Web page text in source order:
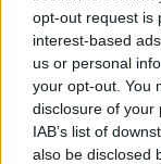
opt-out request is
interest-based
us or personal
your opt-out. You
disclosure of your
IAB’s list of
also be disclosed